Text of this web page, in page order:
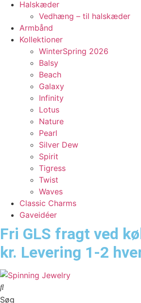
Halskæder
Vedhæng – til halskæder
Armbånd
Kollektioner
WinterSpring 2026
Balsy
Beach
Galaxy
Infinity
Lotus
Nature
Pearl
Silver Dew
Spirit
Tigress
Twist
Waves
Classic Charms
Gaveidéer
Fri GLS fragt ved
kr. Levering 1-2
Søg